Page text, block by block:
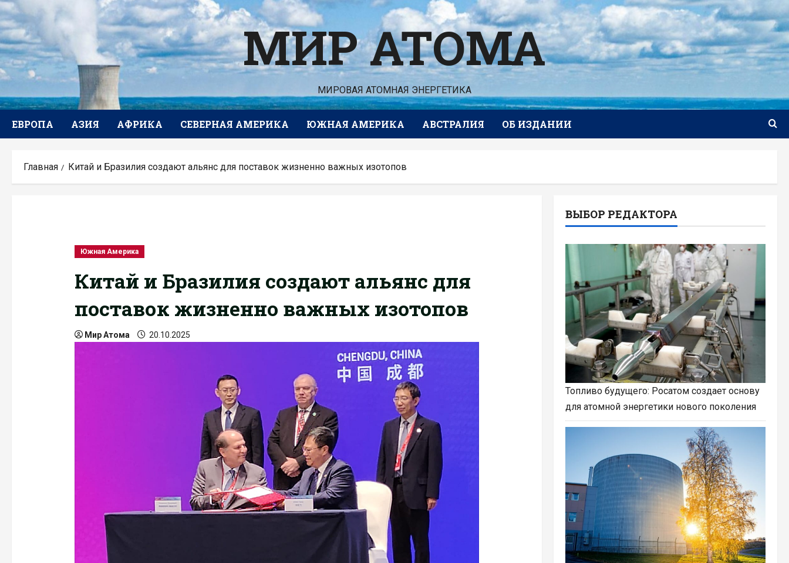
Перейти
к
содержимому
МИР АТОМА
МИРОВАЯ АТОМНАЯ ЭНЕРГЕТИКА
ЕВРОПА АЗИЯ АФРИКА СЕВЕРНАЯ АМЕРИКА ЮЖНАЯ АМЕРИКА АВСТРАЛИЯ ОБ ИЗДАНИИ
Главная Китай и Бразилия создают альянс для поставок жизненно важных изотопов
Южная Америка
Китай и Бразилия создают альянс для
поставок жизненно важных изотопов
Мир Атома 20.10.2025
ВЫБОР РЕДАКТОРА
Топливо будущего: Росатом создает основу
для атомной энергетики нового поколения